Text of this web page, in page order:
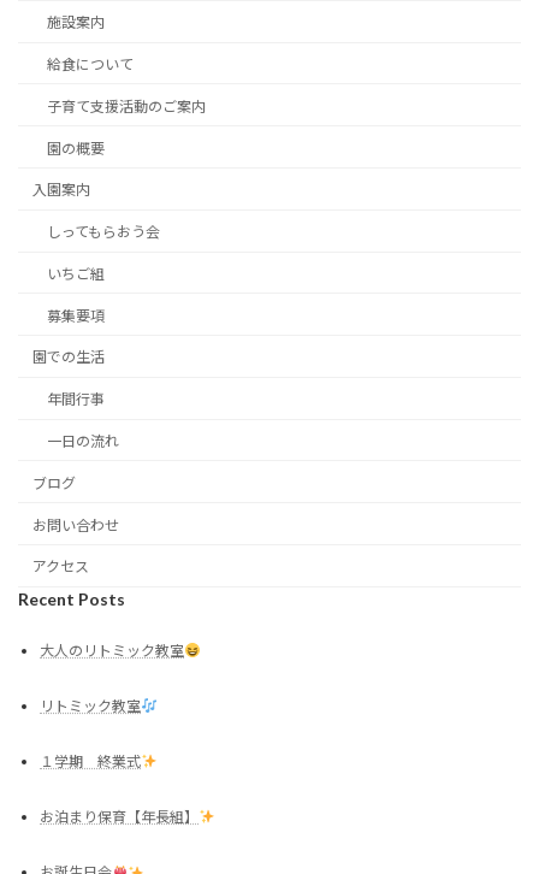
施設案内
給食について
子育て支援活動のご案内
園の概要
入園案内
しってもらおう会
いちご組
募集要項
園での生活
年間行事
一日の流れ
ブログ
お問い合わせ
アクセス
Recent Posts
大人のリトミック教室
リトミック教室
１学期 終業式
お泊まり保育【年長組】